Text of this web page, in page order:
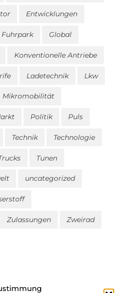
Entwicklungen
Fuhrpark Global
Konventionelle Antriebe
Ladetechnik Lkw
Mikromobilität
Politik Puls
Technik Technologie
Tunen
uncategorized
Zulassungen Zweirad